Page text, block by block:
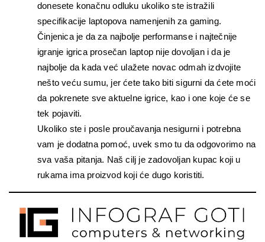
donesete konačnu odluku ukoliko ste istražili
specifikacije laptopova namenjenih za gaming.
Činjenica je da za najbolje performanse i najtečnije
igranje igrica prosečan laptop nije dovoljan i da je
najbolje da kada već ulažete novac odmah izdvojite
nešto veću sumu, jer ćete tako biti sigurni da ćete moći
da pokrenete sve aktuelne igrice, kao i one koje će se
tek pojaviti.
Ukoliko ste i posle proučavanja nesigurni i potrebna
vam je dodatna pomoć, uvek smo tu da odgovorimo na
sva vaša pitanja. Naš cilj je zadovoljan kupac koji u
rukama ima proizvod koji će dugo koristiti.